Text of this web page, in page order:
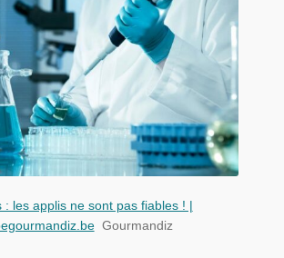
les applis ne sont pas fiables ! |
Gourmandiz